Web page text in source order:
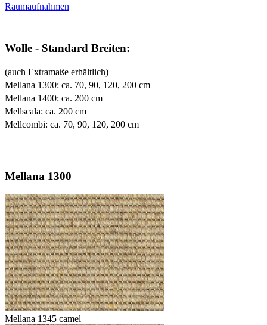
Raumaufnahmen
Wolle - Standard Breiten:
(auch Extramaße erhältlich)
Mellana 1300: ca. 70, 90, 120, 200 cm
Mellana 1400: ca. 200 cm
Mellscala: ca. 200 cm
Mellcombi: ca. 70, 90, 120, 200 cm
Mellana 1300
Mellana 1345 camel